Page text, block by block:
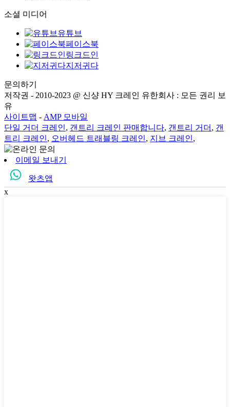
소셜 미디어
유튜브
페이스북
링크드인
지저귀다
문의하기
저작권 - 2010-2023 @ 신샹 HY 크레인 유한회사 : 모든 권리 보
유
사이트맵 - AMP 모바일
단일 거더 크레인, 갠트리 크레인 판매합니다, 갠트리 거더 , 갠
트리 크레인, 오버헤드 트래블링 크레인, 지브 크레인,
이메일 보내기
왓츠앱
x